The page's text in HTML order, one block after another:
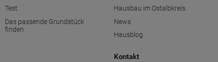
Test
Das passende Grundstück
finden
Hausbau im Ostalbkreis
News
Hausblog
Kontakt